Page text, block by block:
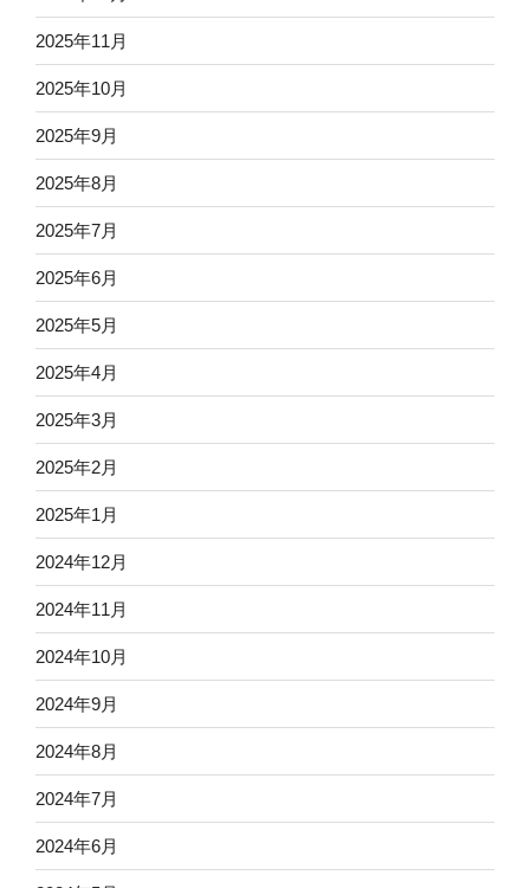
2025年11月
2025年10月
2025年9月
2025年8月
2025年7月
2025年6月
2025年5月
2025年4月
2025年3月
2025年2月
2025年1月
2024年12月
2024年11月
2024年10月
2024年9月
2024年8月
2024年7月
2024年6月